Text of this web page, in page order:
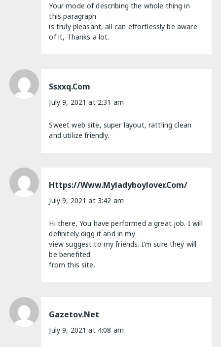
Your mode of describing the whole thing in
this paragraph
is truly pleasant, all can effortlessly be aware
of it, Thanks a lot.
Ssxxq.com
July 9, 2021 at 2:31 am
Sweet web site, super layout, rattling clean
and utilize friendly.
Https://www.myladyboylover.com/
July 9, 2021 at 3:42 am
Hi there, You have performed a great job. I will
definitely digg it and in my
view suggest to my friends. I’m sure they will
be benefited
from this site.
Gazetov.net
July 9, 2021 at 4:08 am